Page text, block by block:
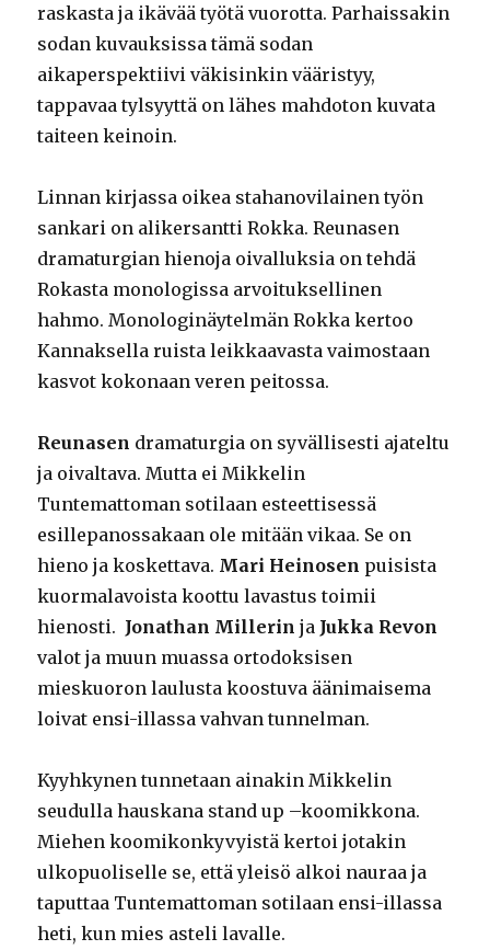
raskasta ja ikävää työtä vuorotta. Parhaissakin
sodan kuvauksissa tämä sodan
aikaperspektiivi väkisinkin vääristyy,
tappavaa tylsyyttä on lähes mahdoton kuvata
taiteen keinoin.
Linnan kirjassa oikea stahanovilainen työn
sankari on alikersantti Rokka. Reunasen
dramaturgian hienoja oivalluksia on tehdä
Rokasta monologissa arvoituksellinen
hahmo. Monologinäytelmän Rokka kertoo
Kannaksella ruista leikkaavasta vaimostaan
kasvot kokonaan veren peitossa.
Reunasen dramaturgia on syvällisesti ajateltu
ja oivaltava. Mutta ei Mikkelin
Tuntemattoman sotilaan esteettisessä
esillepanossakaan ole mitään vikaa. Se on
hieno ja koskettava. Mari Heinosen puisista
kuormalavoista koottu lavastus toimii
hienosti. Jonathan Millerin ja Jukka Revon
valot ja muun muassa ortodoksisen
mieskuoron laulusta koostuva äänimaisema
loivat ensi-illassa vahvan tunnelman.
Kyyhkynen tunnetaan ainakin Mikkelin
seudulla hauskana stand up –koomikkona.
Miehen koomikonkyvyistä kertoi jotakin
ulkopuoliselle se, että yleisö alkoi nauraa ja
taputtaa Tuntemattoman sotilaan ensi-illassa
heti, kun mies asteli lavalle.